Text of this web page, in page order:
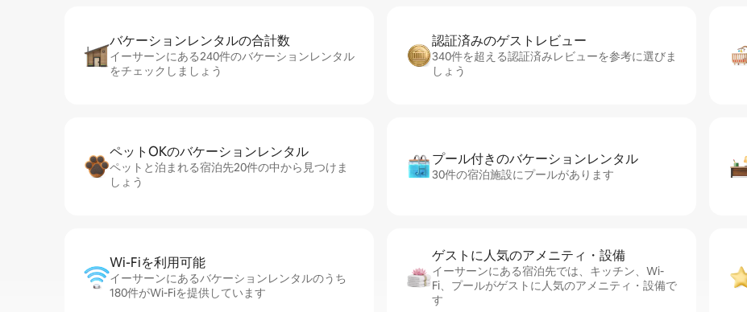
バケーションレ⁠ン⁠タ⁠ル⁠の合⁠計⁠数
イーサーンにある240件のバケーションレンタル
をチェックしましょう
認証済みのゲ⁠ス⁠ト⁠レ⁠ビ⁠ュ⁠ー
340件を超える認証済みレビューを参考に選びま
しょう
ペットOKのバ⁠ケ⁠ー⁠シ⁠ョ⁠ンレ⁠ン⁠タ⁠ル
ペットと泊まれる宿泊先20件の中から見つけま
しょう
プール付きのバ⁠ケ⁠ー⁠シ⁠ョ⁠ンレ⁠ン⁠タ⁠ル
30件の宿泊施設にプールがあります
Wi-Fiを利⁠用⁠可⁠能
イーサーンにあるバケーションレンタルのうち
180件がWi-Fiを提供しています
ゲストに人⁠気⁠のア⁠メ⁠ニ⁠テ⁠ィ・設⁠備
イーサーンにある宿泊先では、キッチン、Wi-
Fi、プールがゲストに人気のアメニティ・設備で
す